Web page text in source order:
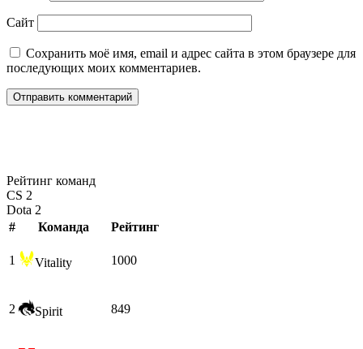
Сайт
Сохранить моё имя, email и адрес сайта в этом браузере для
последующих моих комментариев.
Рейтинг команд
CS 2
Dota 2
#
Команда Рейтинг
1 Vitality 1000
2 Spirit 849